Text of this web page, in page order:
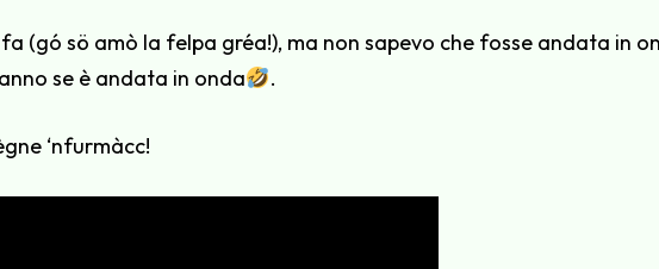
(gó sö amò la felpa gréa!), ma non sapevo che fosse andata in
se è andata in onda
.
‘nfurmàcc!